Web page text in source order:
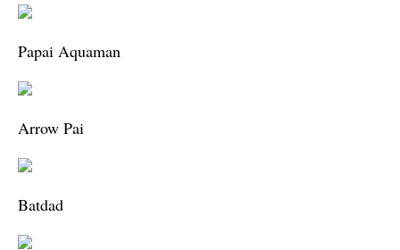
Papai Aquaman
Arrow Pai
Batdad